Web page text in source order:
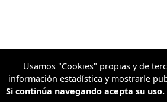
Usamos "Cookies" propias y de
información estadística y mostrarle
Si continúa navegando acepta su uso.